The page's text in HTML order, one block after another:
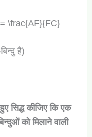
\frac{AF}{FC}
है)
सिद्ध कीजिए कि एक
को मिलाने वाली